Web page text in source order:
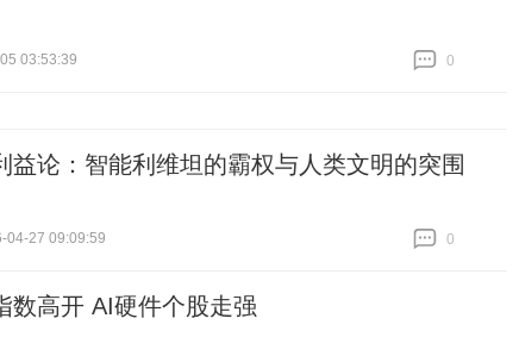
03:53:39
0
益论：智能利维坦的霸权与人类文明的突围
04-27 09:09:59
0
数高开 AI硬件个股走强